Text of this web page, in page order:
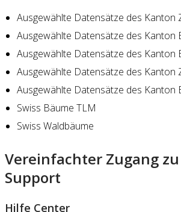
Ausgewählte Datensätze des Kanton
Ausgewählte Datensätze des Kanton
Ausgewählte Datensätze des Kanton
Ausgewählte Datensätze des Kanton
Ausgewählte Datensätze des Kanton
Swiss Bäume TLM
Swiss Waldbäume
Vereinfachter Zugang
Support
Hilfe Center